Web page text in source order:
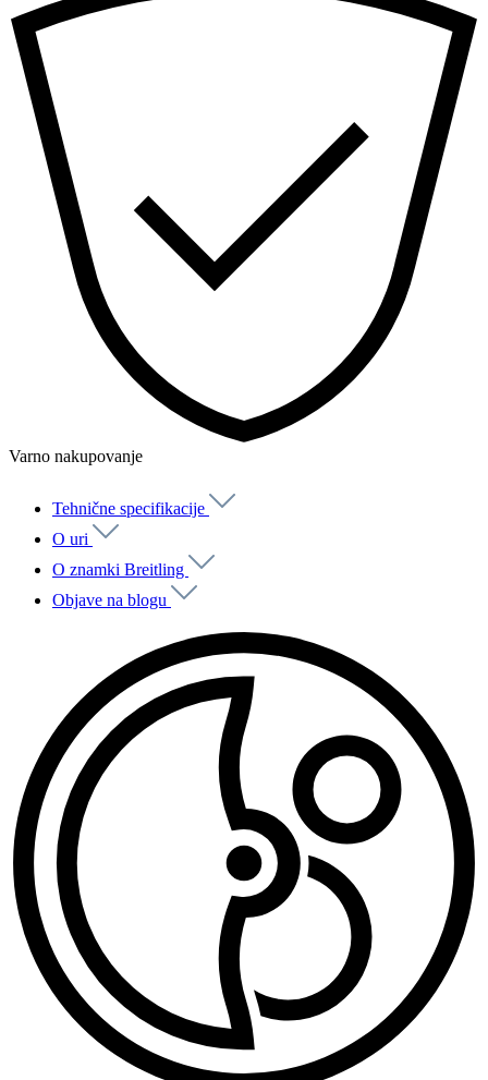
Varno nakupovanje
Tehnične specifikacije
O uri
O znamki Breitling
Objave na blogu